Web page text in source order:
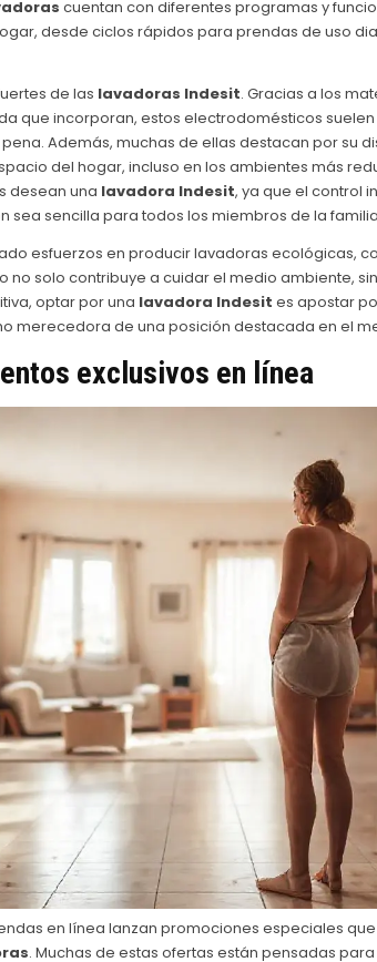
cuentan con diferentes programas y
desde ciclos rápidos para prendas de uso
de las lavadoras Indesit. Gracias a los
que incorporan, estos electrodomésticos suelen
Además, muchas de ellas destacan por su
del hogar, incluso en los ambientes más
desean una lavadora Indesit, ya que el control
sea sencilla para todos los miembros de la
esfuerzos en producir lavadoras ecológicas,
no solo contribuye a cuidar el medio ambiente,
optar por una lavadora Indesit es apostar
merecedora de una posición destacada en el
exclusivos en línea
en línea lanzan promociones especiales
. Muchas de estas ofertas están pensadas